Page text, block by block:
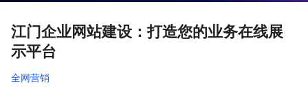
江门企业网站建设：打造您的业务在线展
示平台
全网营销